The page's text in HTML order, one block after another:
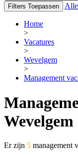
Filters Toepassen
Home
>
Vacatures
>
Wevelgem
>
Management
Wevelgem
Er zijn 5 management